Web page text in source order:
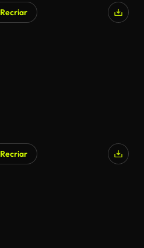
Recriar
Recriar